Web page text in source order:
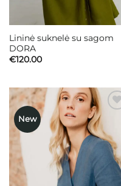
Lininė suknelė su sagom
DORA
€120.00
New
Mėgstamiausias